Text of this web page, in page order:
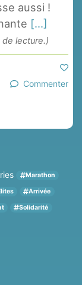
aussi !
[...]
lecture.)
Commenter
Marathon
Arrivée
Solidarité